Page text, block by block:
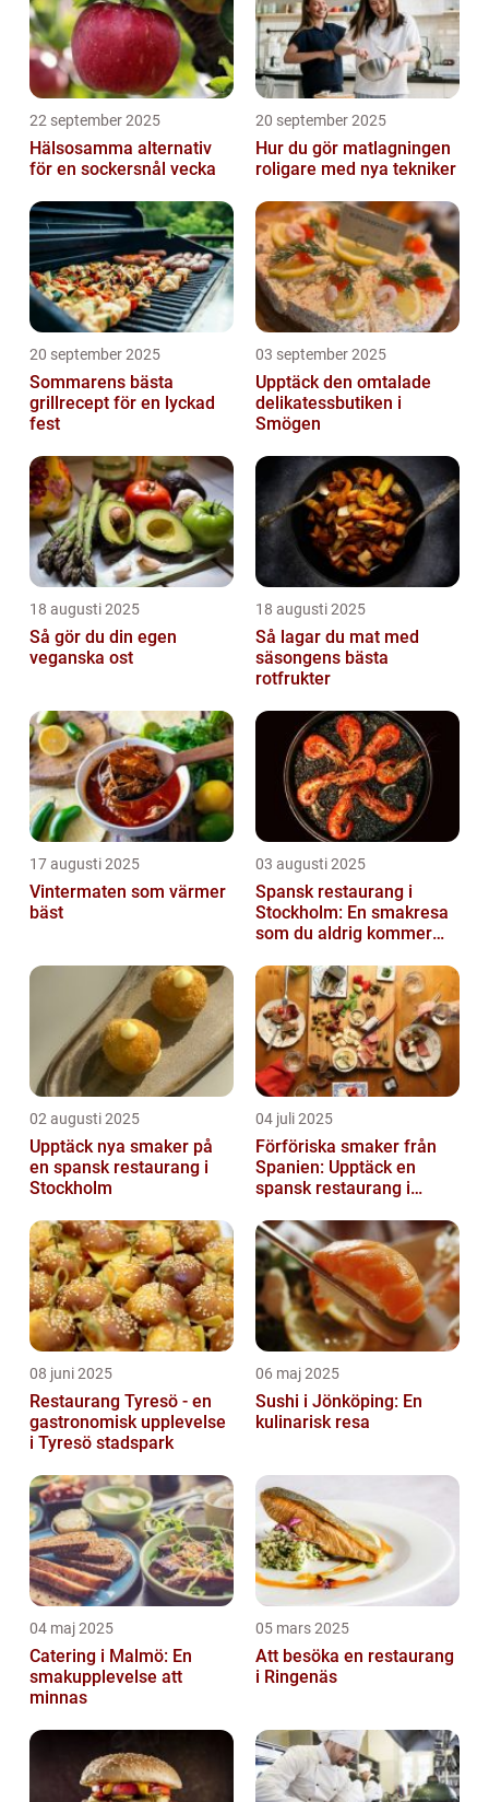
22 september 2025
Hälsosamma alternativ
för en sockersnål vecka
20 september 2025
Hur du gör matlagningen
roligare med nya tekniker
20 september 2025
Sommarens bästa
grillrecept för en lyckad
fest
03 september 2025
Upptäck den omtalade
delikatessbutiken i
Smögen
18 augusti 2025
Så gör du din egen
veganska ost
18 augusti 2025
Så lagar du mat med
säsongens bästa
rotfrukter
17 augusti 2025
Vintermaten som värmer
bäst
03 augusti 2025
Spansk restaurang i
Stockholm: En smakresa
som du aldrig kommer
02 augusti 2025
Upptäck nya smaker på
en spansk restaurang i
Stockholm
04 juli 2025
Förföriska smaker från
Spanien: Upptäck en
spansk restaurang i
08 juni 2025
Restaurang Tyresö - en
gastronomisk upplevelse
i Tyresö stadspark
06 maj 2025
Sushi i Jönköping: En
kulinarisk resa
04 maj 2025
Catering i Malmö: En
smakupplevelse att
minnas
05 mars 2025
Att besöka en restaurang
i Ringenäs